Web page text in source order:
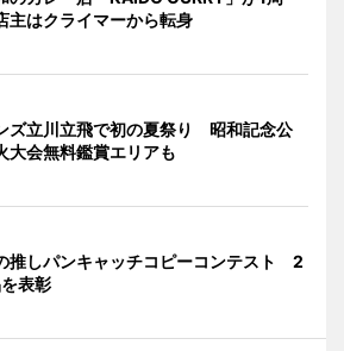
はクライマーから転身
ズ立川立飛で初の夏祭り 昭和記念公
大会無料鑑賞エリアも
推しパンキャッチコピーコンテスト 2
表彰